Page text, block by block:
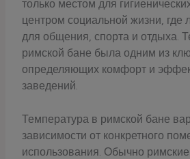
только местом для
центром социальной жизни, где
для общения, спорта и отдыха.
римской бане была одним из
определяющих комфорт и
заведений.
Температура в римской бане
зависимости от конкретного
использования. Обычно